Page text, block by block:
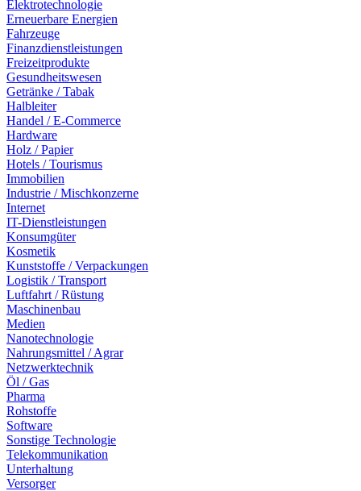
Elektrotechnologie
Erneuerbare Energien
Fahrzeuge
Finanzdienstleistungen
Freizeitprodukte
Gesundheitswesen
Getränke / Tabak
Halbleiter
Handel / E-Commerce
Hardware
Holz / Papier
Hotels / Tourismus
Immobilien
Industrie / Mischkonzerne
Internet
IT-Dienstleistungen
Konsumgüter
Kosmetik
Kunststoffe / Verpackungen
Logistik / Transport
Luftfahrt / Rüstung
Maschinenbau
Medien
Nanotechnologie
Nahrungsmittel / Agrar
Netzwerktechnik
Öl / Gas
Pharma
Rohstoffe
Software
Sonstige Technologie
Telekommunikation
Unterhaltung
Versorger